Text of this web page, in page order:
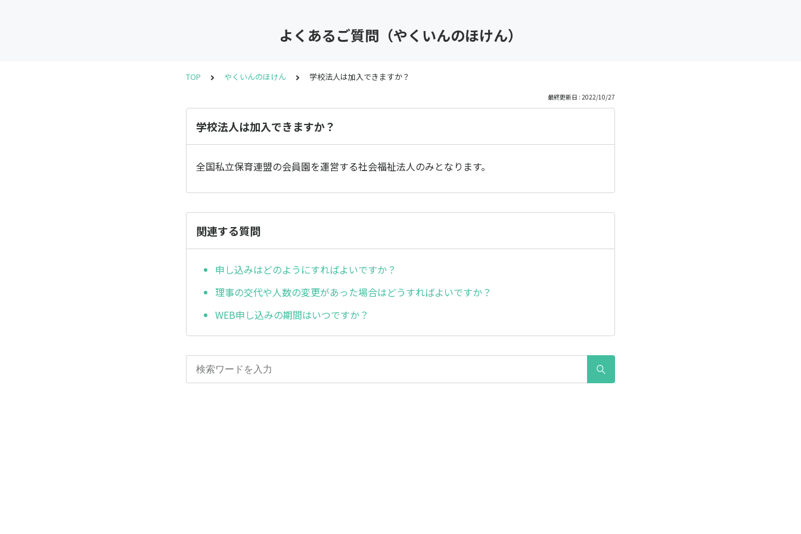
よくあるご質問（やくいんのほけん）
TOP やくいんのほけん 学校法人は加入できますか？
最終更新日 : 2022/10/27
学校法人は加入できますか？
全国私立保育連盟の会員園を運営する社会福祉法人のみとなります。
関連する質問
申し込みはどのようにすればよいですか？
理事の交代や人数の変更があった場合はどうすればよいですか？
WEB申し込みの期間はいつですか？